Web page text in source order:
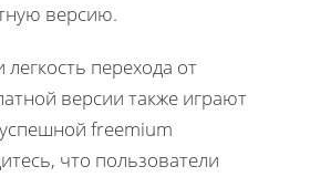
версию.
перехода от
версии также играют
freemium
что пользователи